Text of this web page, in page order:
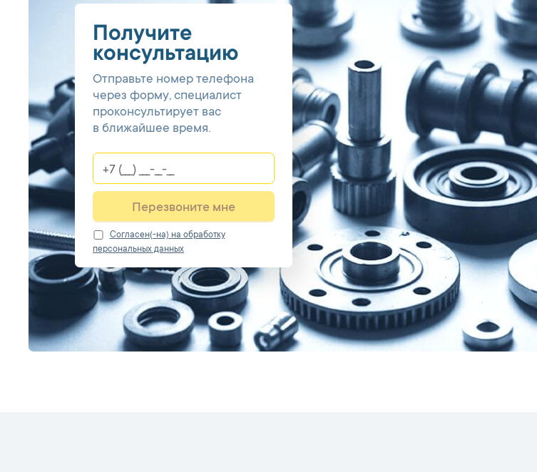
Получите
консультацию
Отправьте номер телефона
через форму, специалист
проконсультирует вас
в ближайшее время.
Перезвоните мне
Cогласен(-на) на обработку
персональных данных